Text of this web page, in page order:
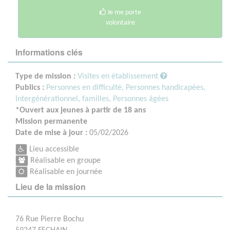
Je me porte
volontaire
Informations clés
Type de mission : Visites en établissement
Publics : Personnes en difficulté, Personnes handicapées,
Intergénérationnel, familles, Personnes âgées
*Ouvert aux jeunes à partir de 18 ans
Mission permanente
Date de mise à jour : 05/02/2026
Lieu accessible
Réalisable en groupe
Réalisable en journée
Lieu de la mission
76 Rue Pierre Bochu